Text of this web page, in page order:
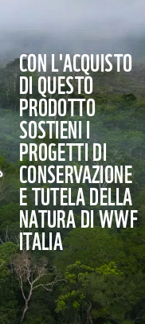
CON L'ACQUISTO
DI QUESTO
PRODOTTO
SOSTIENI I
PROGETTI DI
CONSERVAZIONE
E TUTELA DELLA
NATURA DI WWF
ITALIA